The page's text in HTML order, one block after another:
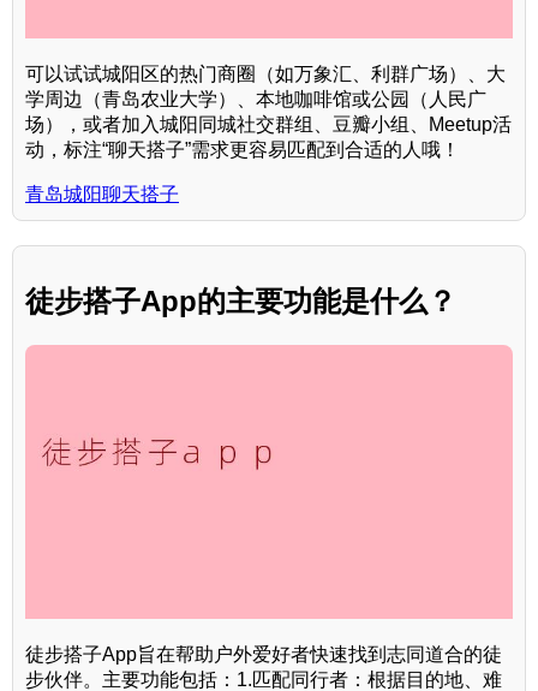
可以试试城阳区的热门商圈（如万象汇、利群广场）、大
学周边（青岛农业大学）、本地咖啡馆或公园（人民广
场），或者加入城阳同城社交群组、豆瓣小组、Meetup活
动，标注“聊天搭子”需求更容易匹配到合适的人哦！
青岛城阳聊天搭子
徒步搭子App的主要功能是什么？
徒步搭子App旨在帮助户外爱好者快速找到志同道合的徒
步伙伴。主要功能包括：1.匹配同行者：根据目的地、难